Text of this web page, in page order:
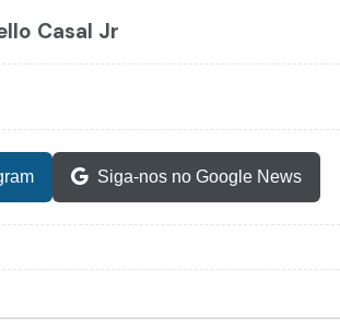
Casal Jr
Siga-nos no Google News